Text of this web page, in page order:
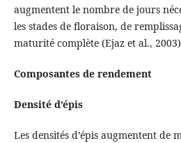
augmentent le nombre de jours
les stades de floraison, de
maturité complète (Ejaz et al.,
Composantes de rendement
Densité d’épis
Les densités d’épis augmentent de